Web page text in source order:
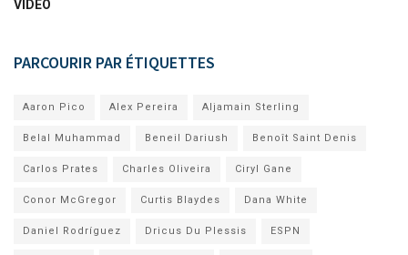
VIDÉO
PARCOURIR PAR ÉTIQUETTES
Aaron Pico Alex Pereira Aljamain Sterling
Belal Muhammad Beneil Dariush Benoît Saint Denis
Carlos Prates Charles Oliveira Ciryl Gane
Conor McGregor Curtis Blaydes Dana White
Daniel Rodríguez Dricus Du Plessis ESPN